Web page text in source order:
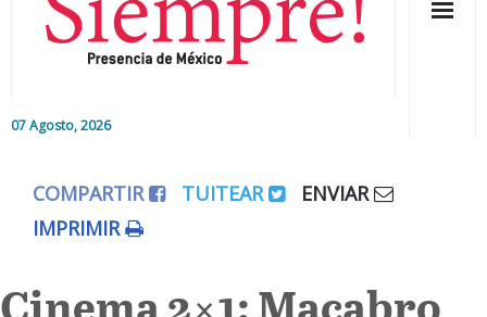
07 Agosto, 2026
Editorial
COMPARTIR TUITEAR
ENVIAR
IMPRIMIR